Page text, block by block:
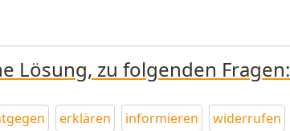
Lösung, zu folgenden Fragen:
erklären informieren widerrufen